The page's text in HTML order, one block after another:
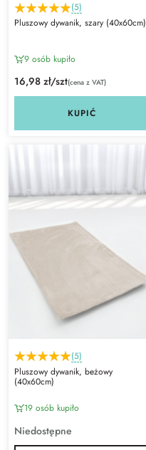
(5)
Pluszowy dywanik, szary (40x60cm)
9 osób kupiło
16,98 zł/szt(cena z VAT)
KUPIĆ
(5)
Pluszowy dywanik, beżowy
(40x60cm)
19 osób kupiło
Niedostępne